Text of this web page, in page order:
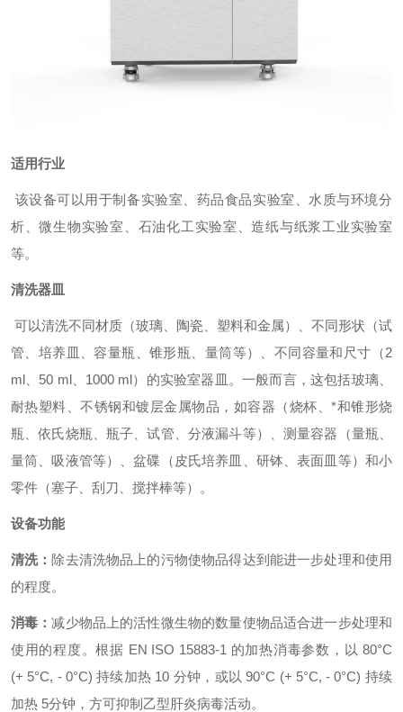
适用行业
该设备可以用于制备实验室、药品食品实验室、水质与环境分
析、微生物实验室、石油化工实验室、造纸与纸浆工业实验室
等。
清洗器皿
可以清洗不同材质（玻璃、陶瓷、塑料和金属）、不同形状（试
管、培养皿、容量瓶、锥形瓶、量筒等）、不同容量和尺寸（2
ml、50 ml、1000 ml）的实验室器皿。一般而言，这包括玻璃、
耐热塑料、不锈钢和镀层金属物品，如容器（烧杯、*和锥形烧
瓶、依氏烧瓶、瓶子、试管、分液漏斗等）、测量容器（量瓶、
量筒、吸液管等）、盆碟（皮氏培养皿、研钵、表面皿等）和小
零件（塞子、刮刀、搅拌棒等）。
设备功能
清洗： 除去清洗物品上的污物使物品得达到能进一步处理和使用
的程度。
消毒：减少物品上的活性微生物的数量使物品适合进一步处理和
使用的程度。根据 EN ISO 15883-1 的加热消毒参数，以 80°C
(+ 5°C, - 0°C) 持续加热 10 分钟，或以 90°C (+ 5°C, - 0°C) 持续
加热 5分钟，方可抑制乙型肝炎病毒活动。